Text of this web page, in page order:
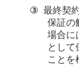
③ 最終契
保証の
場合に
として
ことを